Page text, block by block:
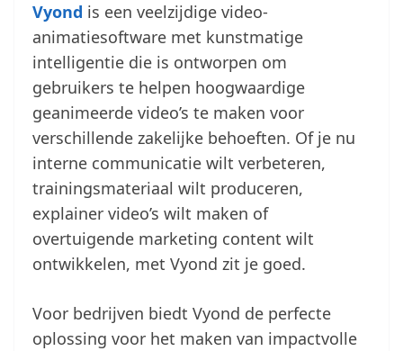
Vyond is een veelzijdige video-
animatiesoftware met kunstmatige
intelligentie die is ontworpen om
gebruikers te helpen hoogwaardige
geanimeerde video’s te maken voor
verschillende zakelijke behoeften. Of je nu
interne communicatie wilt verbeteren,
trainingsmateriaal wilt produceren,
explainer video’s wilt maken of
overtuigende marketing content wilt
ontwikkelen, met Vyond zit je goed.
Voor bedrijven biedt Vyond de perfecte
oplossing voor het maken van impactvolle